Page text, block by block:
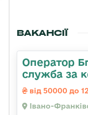
ВАКАНСІЇ
Оператор
служба за
від 50000 до
Івано-